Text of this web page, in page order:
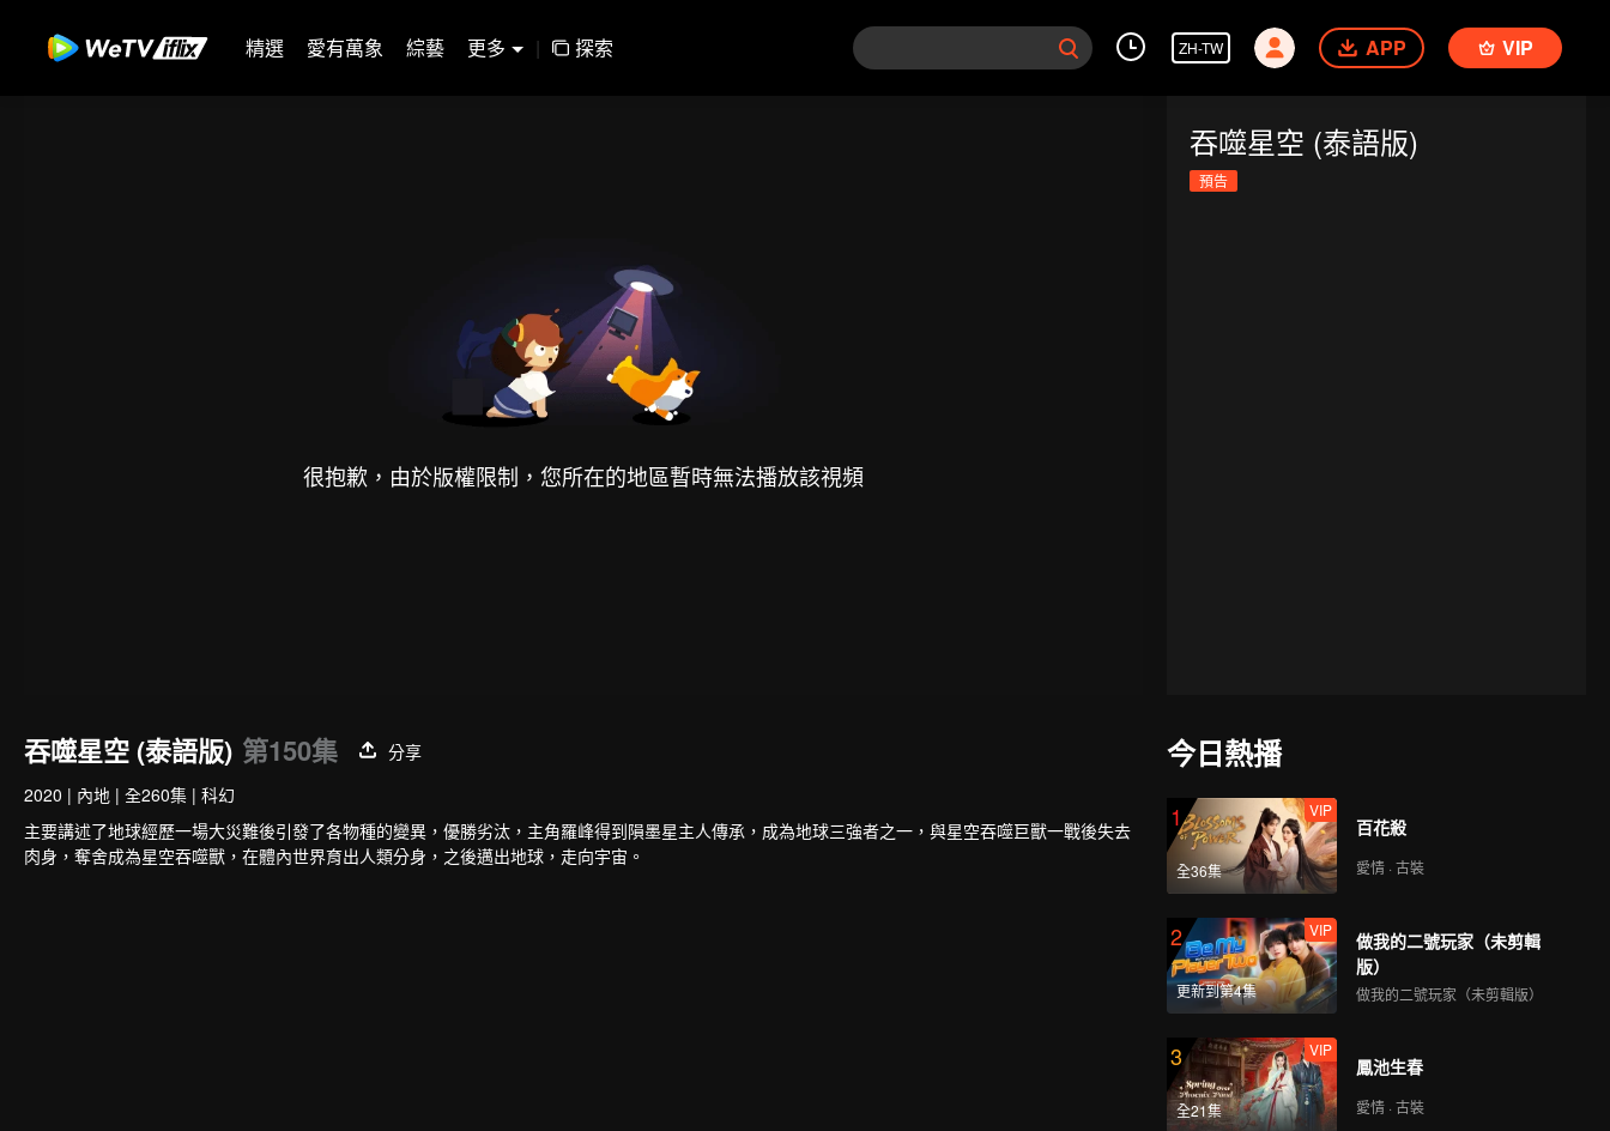
精選 愛有萬象 綜藝 更多 | 探索 ZH-TW APP VIP
很抱歉，由於版權限制，您所在的地區暫時無法播放該視頻
吞噬星空 (泰語版)
預告
吞噬星空 (泰語版) 第150集
分享
2020 | 內地 | 全260集 | 科幻
主要講述了地球經歷一場大災難後引發了各物種的變異，優勝劣汰，主角羅峰得到隕墨星主人傳承，成為地球三強者之一，與星空吞噬巨獸一戰後失去
肉身，奪舍成為星空吞噬獸，在體內世界育出人類分身，之後邁出地球，走向宇宙。
今日熱播
1
全36集
VIP
百花殺
愛情 · 古裝
2
更新到第4集
VIP
做我的二號玩家（未剪輯
版）
做我的二號玩家（未剪輯版）
3
全21集
VIP
鳳池生春
愛情 · 古裝